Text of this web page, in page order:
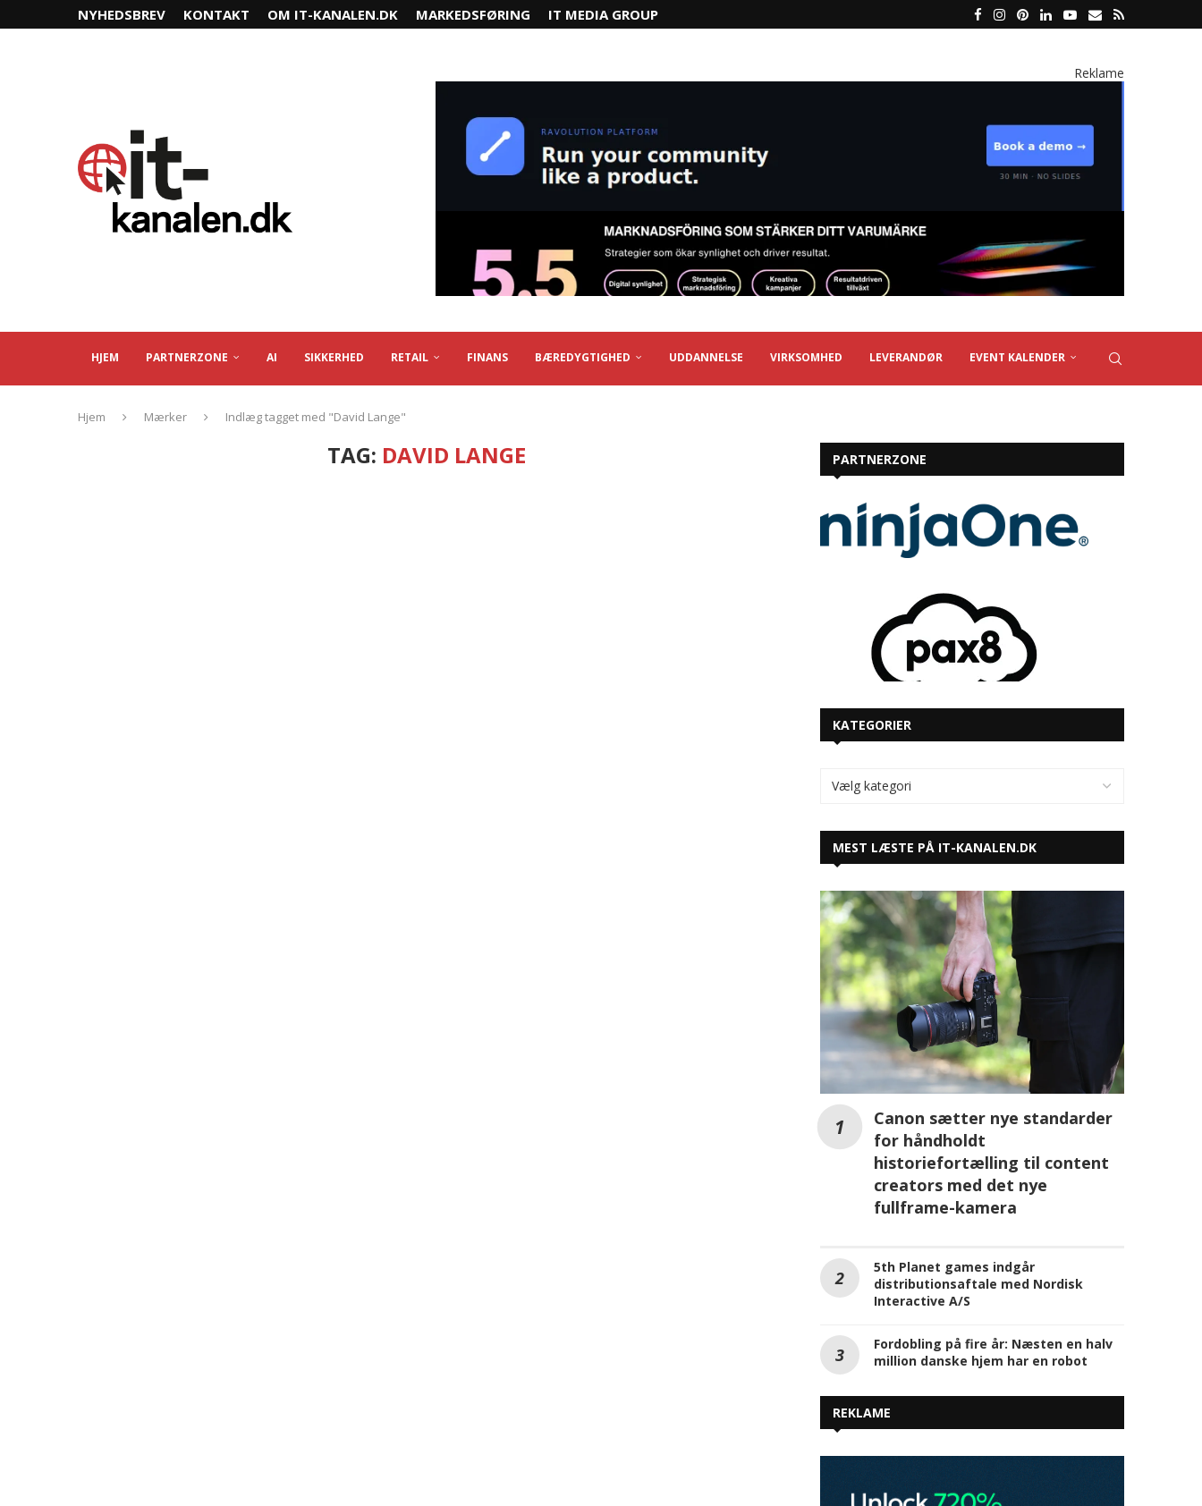
NYHEDSBREV KONTAKT OM IT-KANALEN.DK MARKEDSFØRING IT MEDIA GROUP
Reklame
HJEM PARTNERZONE AI SIKKERHED RETAIL FINANS BÆREDYGTIGHED UDDANNELSE VIRKSOMHED LEVERANDØR EVENT KALENDER
Hjem Mærker Indlæg tagget med "David Lange"
TAG: DAVID LANGE PARTNERZONE
KATEGORIER
MEST LÆSTE PÅ IT-KANALEN.DK
Canon sætter nye standarder
for håndholdt
historiefortælling til content
creators med det nye
fullframe-kamera
5th Planet games indgår
distributionsaftale med Nordisk
Interactive A/S
Fordobling på fire år: Næsten en halv
million danske hjem har en robot
REKLAME